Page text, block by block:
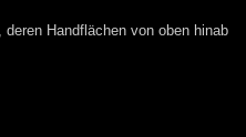
Handflächen von oben hinab